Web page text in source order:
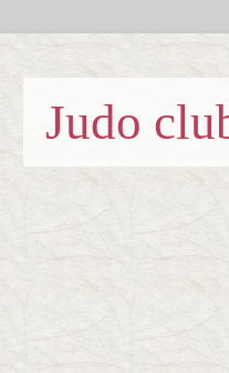
Judo